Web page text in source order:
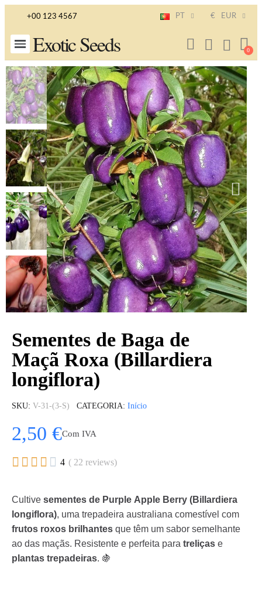
+00 123 4567 PT € EUR
Exotic Seeds
Sementes de Baga de
Maçã Roxa (Billardiera
longiflora)
SKU V-31-(3-S) CATEGORIA Início
2,50 €Com IVA
     4 ( 22 reviews)
Cultive sementes de Purple Apple Berry (Billardiera
longiflora), uma trepadeira australiana comestível com
frutos roxos brilhantes que têm um sabor semelhante
ao das maçãs. Resistente e perfeita para treliças e
plantas trepadeiras. 🍇